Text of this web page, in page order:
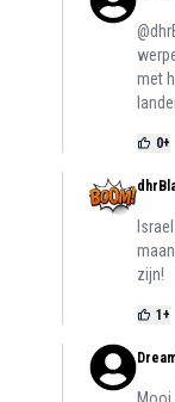
met
0+
zijn!
1+